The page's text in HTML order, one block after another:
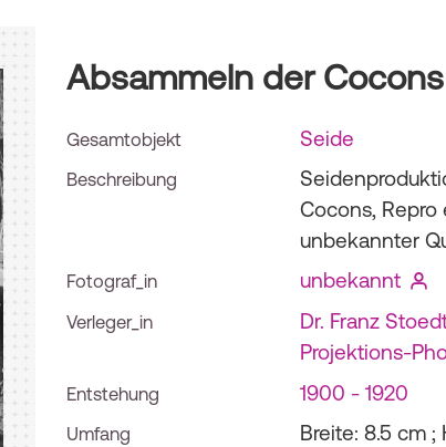
Absammeln der Cocons
Gesamtobjekt Seide
Beschreibung
Cocons,
unbekannter
Fotograf_in unbekannt
Verleger_in
Dr. Franz
Projektions-
Entstehung 1900 - 1920
Umfang Breite: 8.5 cm ;